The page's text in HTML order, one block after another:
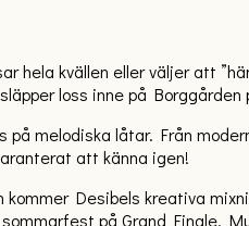
hela kvällen eller väljer att
loss inne på
melodiska låtar. Från
att känna igen!
Desibels kreativa
på Grand Finale.